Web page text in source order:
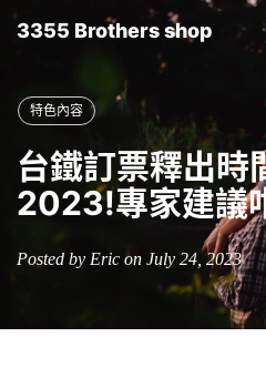
3355 Brothers shop
特色內容
台鐵訂票釋出時
2023!專家建議
Posted by Eric on July 24, 2023